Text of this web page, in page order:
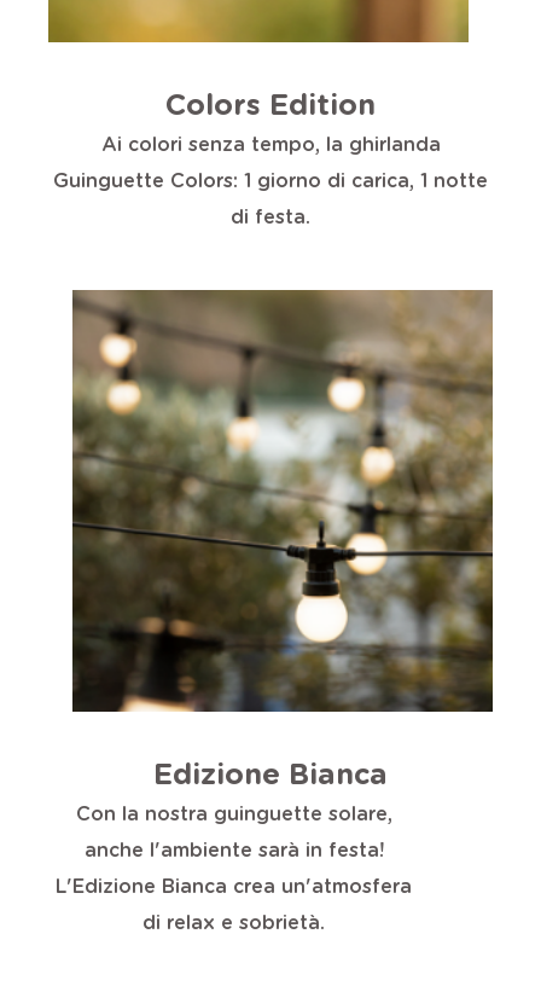
Colors Edition
Ai colori senza tempo, la ghirlanda
Guinguette Colors: 1 giorno di carica, 1 notte
di festa.
Edizione Bianca
Con la nostra guinguette solare,
anche l'ambiente sarà in festa!
L'Edizione Bianca crea un'atmosfera
di relax e sobrietà.